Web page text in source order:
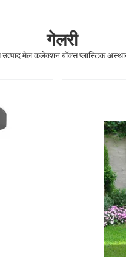
गेलरी
उत्पाद मेल कलेक्शन बॉक्स प्लास्टिक